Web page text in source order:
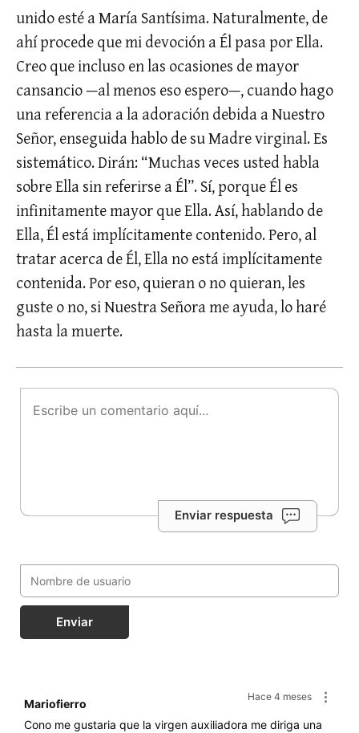
unido esté a María Santísima. Naturalmente, de
ahí procede que mi devoción a Él pasa por Ella.
Creo que incluso en las ocasiones de mayor
cansancio —al menos eso espero—, cuando hago
una referencia a la adoración debida a Nuestro
Señor, enseguida hablo de su Madre virginal. Es
sistemático. Dirán: “Muchas veces usted habla
sobre Ella sin referirse a Él”. Sí, porque Él es
infinitamente mayor que Ella. Así, hablando de
Ella, Él está implícitamente contenido. Pero, al
tratar acerca de Él, Ella no está implícitamente
contenida. Por eso, quieran o no quieran, les
guste o no, si Nuestra Señora me ayuda, lo haré
hasta la muerte.
Enviar respuesta
Enviar
Hace 4 meses
Mariofierro
Cono me gustaria que la virgen auxiliadora me diriga una